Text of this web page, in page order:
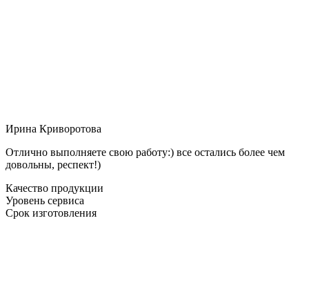
Ирина Криворотова
Отлично выполняете свою работу:) все остались более чем
довольны, респект!)
Качество продукции
Уровень сервиса
Срок изготовления